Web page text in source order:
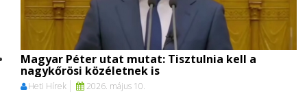
Magyar Péter utat mutat: Tisztulnia kell a
nagykőrösi közéletnek is
Heti Hírek 2026. május 10.